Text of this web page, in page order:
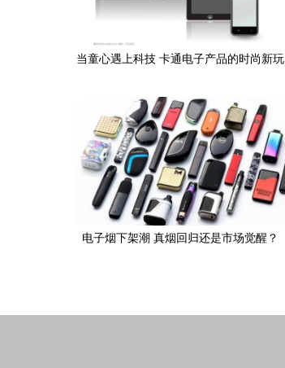
当童心遇上科技 卡通电子产品的时尚新玩
电子烟下架潮 真烟回归还是市场觉醒？